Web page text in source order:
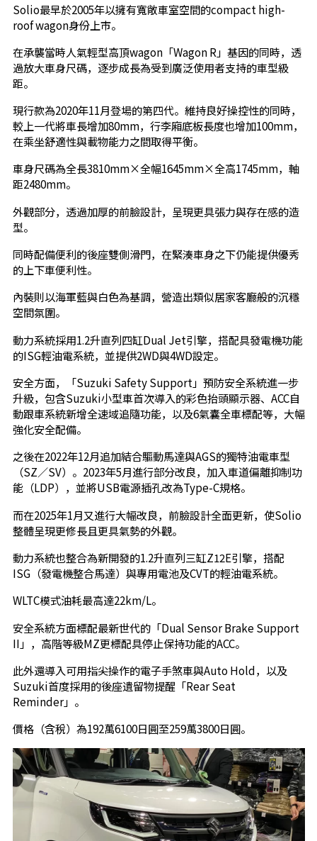
Solio最早於2005年以擁有寬敞車室空間的compact high-
roof wagon身份上市。
在承襲當時人氣輕型高頂wagon「Wagon R」基因的同時，透
過放大車身尺碼，逐步成長為受到廣泛使用者支持的車型級
距。
現行款為2020年11月登場的第四代。維持良好操控性的同時，
較上一代將車長增加80mm，行李廂底板長度也增加100mm，
在乘坐舒適性與載物能力之間取得平衡。
車身尺碼為全長3810mm×全幅1645mm×全高1745mm，軸
距2480mm。
外觀部分，透過加厚的前臉設計，呈現更具張力與存在感的造
型。
同時配備便利的後座雙側滑門，在緊湊車身之下仍能提供優秀
的上下車便利性。
內裝則以海軍藍與白色為基調，營造出類似居家客廳般的沉穩
空間氛圍。
動力系統採用1.2升直列四缸Dual Jet引擎，搭配具發電機功能
的ISG輕油電系統，並提供2WD與4WD設定。
安全方面，「Suzuki Safety Support」預防安全系統進一步
升級，包含Suzuki小型車首次導入的彩色抬頭顯示器、ACC自
動跟車系統新增全速域追隨功能，以及6氣囊全車標配等，大幅
強化安全配備。
之後在2022年12月追加結合驅動馬達與AGS的獨特油電車型
（SZ／SV）。2023年5月進行部分改良，加入車道偏離抑制功
能（LDP），並將USB電源插孔改為Type-C規格。
而在2025年1月又進行大幅改良，前臉設計全面更新，使Solio
整體呈現更修長且更具氣勢的外觀。
動力系統也整合為新開發的1.2升直列三缸Z12E引擎，搭配
ISG（發電機整合馬達）與專用電池及CVT的輕油電系統。
WLTC模式油耗最高達22km/L。
安全系統方面標配最新世代的「Dual Sensor Brake Support
II」，高階等級MZ更標配具停止保持功能的ACC。
此外還導入可用指尖操作的電子手煞車與Auto Hold，以及
Suzuki首度採用的後座遺留物提醒「Rear Seat
Reminder」。
價格（含稅）為192萬6100日圓至259萬3800日圓。